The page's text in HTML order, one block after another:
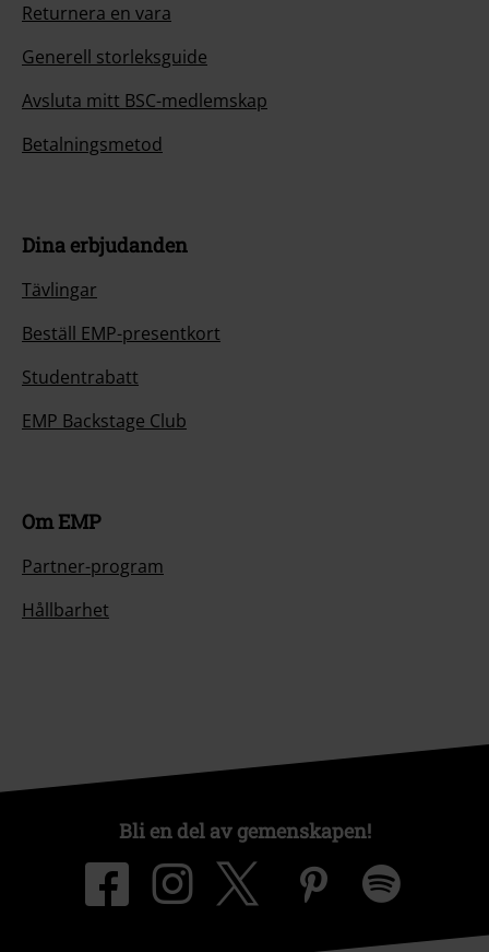
Returnera en vara
Generell storleksguide
Avsluta mitt BSC-medlemskap
Betalningsmetod
Dina erbjudanden
Tävlingar
Beställ EMP-presentkort
Studentrabatt
EMP Backstage Club
Om EMP
Partner-program
Hållbarhet
Bli en del av gemenskapen!